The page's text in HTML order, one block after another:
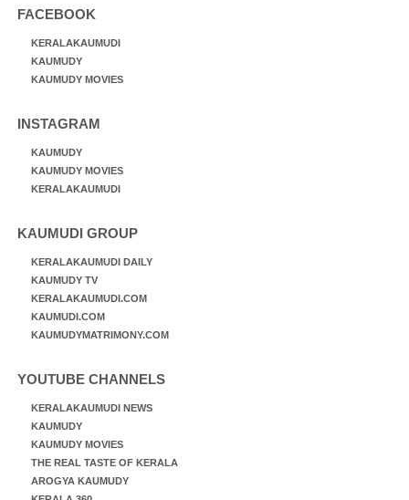
FACEBOOK
KERALAKAUMUDI
KAUMUDY
KAUMUDY MOVIES
INSTAGRAM
KAUMUDY
KAUMUDY MOVIES
KERALAKAUMUDI
KAUMUDI GROUP
KERALAKAUMUDI DAILY
KAUMUDY TV
KERALAKAUMUDI.COM
KAUMUDI.COM
KAUMUDYMATRIMONY.COM
YOUTUBE CHANNELS
KERALAKAUMUDI NEWS
KAUMUDY
KAUMUDY MOVIES
THE REAL TASTE OF KERALA
AROGYA KAUMUDY